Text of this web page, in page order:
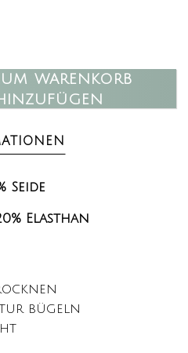
WARENKORB
Seide
Elasthan
bügeln